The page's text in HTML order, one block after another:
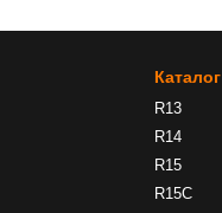
Каталог
R13
R14
R15
R15C